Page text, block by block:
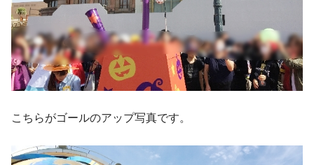
こちらがゴールのアップ写真です。